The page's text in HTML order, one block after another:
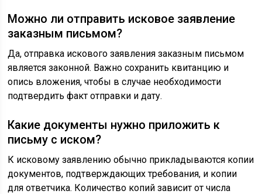
Можно ли отправить исковое заявление
заказным письмом?
Да, отправка искового заявления заказным письмом
является законной. Важно сохранить квитанцию и
опись вложения, чтобы в случае необходимости
подтвердить факт отправки и дату.
Какие документы нужно приложить к
письму с иском?
К исковому заявлению обычно прикладываются копии
документов, подтверждающих требования, и копии
для ответчика. Количество копий зависит от числа